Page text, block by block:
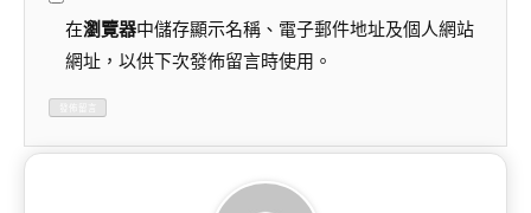
在瀏覽器中儲存顯示名稱、電子郵件地址及個人網站
網址，以供下次發佈留言時使用。